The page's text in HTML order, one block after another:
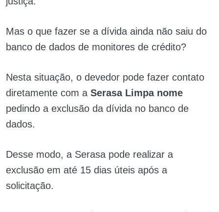
Mas o que fazer se a dívida ainda não saiu do
banco de dados de monitores de crédito?
Nesta situação, o devedor pode fazer contato
diretamente com a Serasa Limpa nome
pedindo a exclusão da dívida no banco de
dados.
Desse modo, a Serasa pode realizar a
exclusão em até 15 dias úteis após a
solicitação.